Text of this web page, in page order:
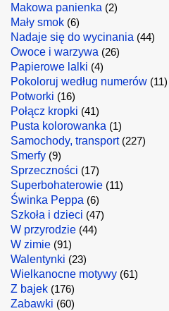
Makowa panienka (2)
Mały smok (6)
Nadaje się do wycinania (44)
Owoce i warzywa (26)
Papierowe lalki (4)
Pokoloruj według numerów (11)
Potworki (16)
Połącz kropki (41)
Pusta kolorowanka (1)
Samochody, transport(227)
Smerfy (9)
Sprzeczności (17)
Superbohaterowie (11)
Świnka Peppa (6)
Szkoła i dzieci (47)
W przyrodzie (44)
W zimie (91)
Walentynki (23)
Wielkanocne motywy (61)
Z bajek (176)
Zabawki (60)